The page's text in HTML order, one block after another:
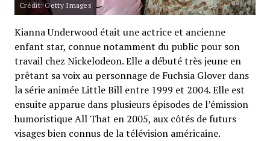
Crédit: Getty Images
Kianna Underwood était une actrice et ancienne
enfant star, connue notamment du public pour son
travail chez Nickelodeon. Elle a débuté très jeune en
prêtant sa voix au personnage de Fuchsia Glover dans
la série animée Little Bill entre 1999 et 2004. Elle est
ensuite apparue dans plusieurs épisodes de l’émission
humoristique All That en 2005, aux côtés de futurs
visages bien connus de la télévision américaine.